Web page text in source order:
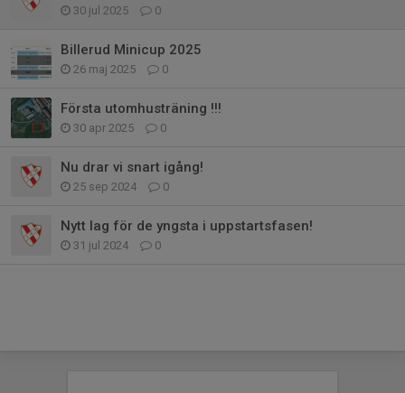
30 jul 2025 0
Billerud Minicup 2025
26 maj 2025 0
Första utomhusträning !!!
30 apr 2025 0
Nu drar vi snart igång!
25 sep 2024 0
Nytt lag för de yngsta i uppstartsfasen!
31 jul 2024 0